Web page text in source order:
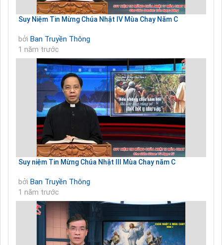
Suy Niệm Tin Mừng Chúa Nhật IV Mùa Chay Năm C
bởi Ban Truyền Thông
1 năm trước
Suy niệm Tin Mừng Chúa Nhật III Mùa Chay năm C
bởi Ban Truyền Thông
1 năm trước